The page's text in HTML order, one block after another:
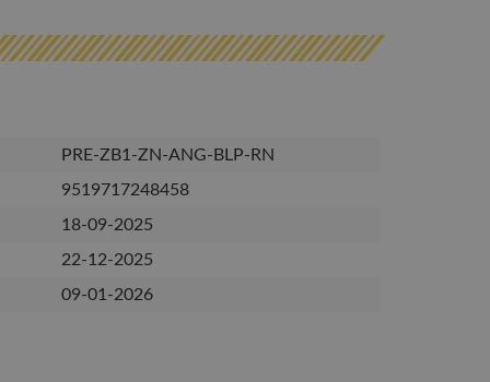
PRE-ZB1-ZN-ANG-BLP-RN
9519717248458
18-09-2025
22-12-2025
09-01-2026